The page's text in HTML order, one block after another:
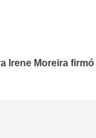
Irene Moreira